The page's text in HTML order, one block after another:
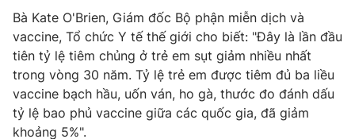
Nhân vật
Khán giả
Giải sao mai
Âm nhạc
Sao
Du lịch
Làm đẹp
Chất lượng cuộc sống
Giáo dục
Tuyển sinh
Học trực tuyến
Công nghệ
Hitech Công nghệ tương lai
Bà Kate O'Brien, Giám đốc Bộ phận miễn dịch và
vaccine, Tổ chức Y tế thế giới cho biết: "Đây là lần đầu
tiên tỷ lệ tiêm chủng ở trẻ em sụt giảm nhiều nhất
trong vòng 30 năm. Tỷ lệ trẻ em được tiêm đủ ba liều
vaccine bạch hầu, uốn ván, ho gà, thước đo đánh dấu
tỷ lệ bao phủ vaccine giữa các quốc gia, đã giảm
khoảng 5%".